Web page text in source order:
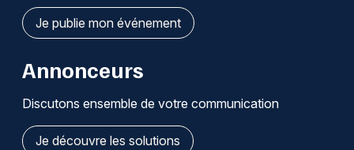
Je publie mon événement
Annonceurs
Discutons ensemble de votre communication
Je découvre les solutions